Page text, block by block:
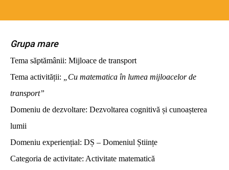
Grupa mare
Tema săptămânii: Mijloace de transport
Tema activității:
„Cu matematica în lumea mijloacelor de
transport”
Domeniu de dezvoltare: Dezvoltarea cognitivă și cunoașterea
lumii
Domeniu experiențial: DȘ – Domeniul Științe
Categoria de activitate: Activitate matematică